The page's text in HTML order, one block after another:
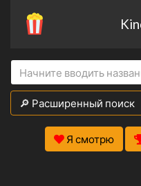
🔎 Расширенный поиск
Я смотрю